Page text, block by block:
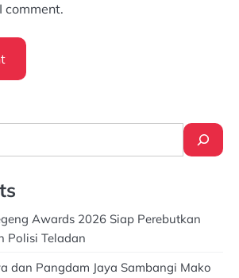
comment.
Awards 2026 Siap Perebutkan
Polisi Teladan
dan Pangdam Jaya Sambangi Mako